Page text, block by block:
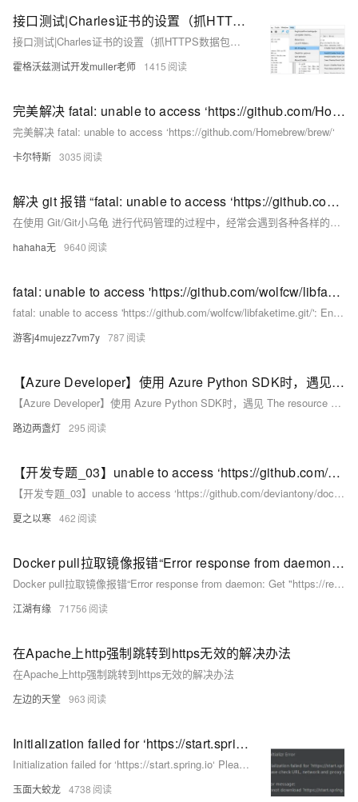
接口测试|Charles证书的设置（抓HTTPS数据包）&SSL证书过期解决办法
接口测试|Charles证书的设置（抓HTTPS数据包）&SSL证书过期解决办法
霍格沃兹测试开发muller老师 1415
完美解决 fatal: unable to access ‘https://github.com/Homebrew/brew/‘
完美解决 fatal: unable to access ‘https://github.com/Homebrew/brew/‘
卡尔特斯 3035
解决 git 报错 “fatal: unable to access ‘https://github.com/.../.git‘: Recv failure Connection was rese
在使用 Git/Git小乌龟 进行代码管理的过程中，经常会遇到各种各样的问题，其中之一就是在执行 git clone 或 git pull 等操作时出现 “fatal: unable to access ‘https://github.com/…/.git’: Recv failure Connection was reset” 的报错。这个问题通常是由网络连接问题或代理设置不正确导致的。在我的个人使用经验中，我亲自尝试了四种方法，它们都能够有效地解决这个报错。个人比较推荐方法二。
hahaha无 9640
fatal: unable to access 'https://github.com/wolfcw/libfaketime.git/': Encountered end of file
fatal: unable to access 'https://github.com/wolfcw/libfaketime.git/': Encountered end of file
游客j4mujezz7vm7y 787
【Azure Developer】使用 Azure Python SDK时，遇见 The resource principal named https://management.azure.com was not found in the tenant China Azure问题的解决办法
【Azure Developer】使用 Azure Python SDK时，遇见 The resource principal named https://management.azure.com was not found in the tenant China Azure问题的解决办法
路边两盏灯 295
【开发专题_03】unable to access ‘https://github.com/deviantony/docker-elk.git/‘: Failed connect to github
【开发专题_03】unable to access ‘https://github.com/deviantony/docker-elk.git/‘: Failed connect to github
夏之以寒 462
Docker pull拉取镜像报错“Error response from daemon: Get "https://registry-1.docker.io/v2”解决办法
Docker pull拉取镜像报错“Error response from daemon: Get "https://registry-1.docker.io/v2”解决办法
江湖有缘 71756
在Apache上http强制跳转到https无效的解决办法
在Apache上http强制跳转到https无效的解决办法
左边的天堂 963
Initialization failed for ‘https://start.spring.io‘ Please check URL, network and proxy settings解决办法
Initialization failed for ‘https://start.spring.io‘ Please check URL, network and proxy settings解决办法
玉面大蛟龙 4738